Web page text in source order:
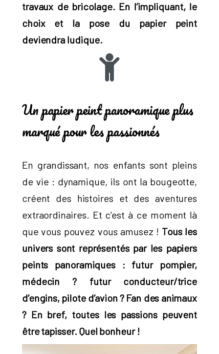
travaux de bricolage. En l’impliquant, le
choix et la pose du papier peint
deviendra ludique.
Un papier peint panoramique plus
marqué pour les passionnés
En grandissant, nos enfants sont pleins
de vie : dynamique, ils ont la bougeotte,
créent des histoires et des aventures
extraordinaires. Et c’est à ce moment là
que vous pouvez vous amusez ! Tous les
univers sont représentés par les papiers
peints panoramiques : futur pompier,
médecin ? futur conducteur/trice
d’engins, pilote d’avion ? Fan des animaux
? En bref, toutes les passions peuvent
être tapisser. Quel bonheur !